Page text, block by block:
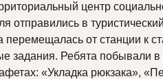
центр
отправились в
от станции к
задания. Ребята побывали в
«Укладка рюкзака»,